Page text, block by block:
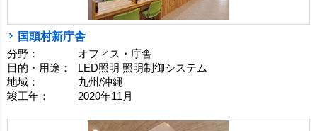
国頭村新庁舎
分野：
オフィス・庁舎
目的・用途：
LED照明 照明制御システム
地域：
九州/沖縄
竣工年：
2020年11月